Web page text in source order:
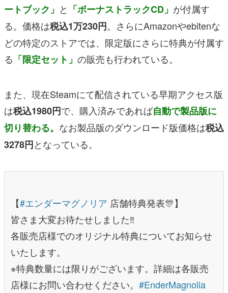
ートブック」 と 「ボーナストラックCD」 が付属す
る。価格は税込1万230円。さらにAmazonやebitenな
どの特定のストアでは、限定版にさらに特典が付属す
る 「限定セット」 の販売も行われている。
また、現在Steamにて配信されている早期アクセス版
は税込1980円で、購入済みであれば自動で製品版に
切り替わる。 なお製品版のダウンロード版価格は税込
3278円となっている。
【#エンダーマグノリア 店舗特典発表🎊】
皆さま大変お待たせしました‼️
各販売店様でのオリジナル特典についてお知らせ
いたします。
※特典数量には限りがございます。詳細は各販売
店様にお問い合わせください。 #EnderMagnolia